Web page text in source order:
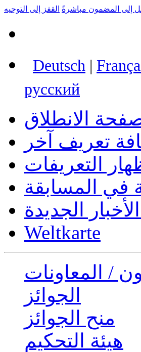
إلى المضمون مباشرةً القفز إلى التوجيه
Deutsch |
русский
الانطلاق
تعريف آخر
التعريفات
في المسابقة
الجديدة
Weltkarte
/ المعاونات
الجوائز
منح الجوائز
هيئة التحكيم